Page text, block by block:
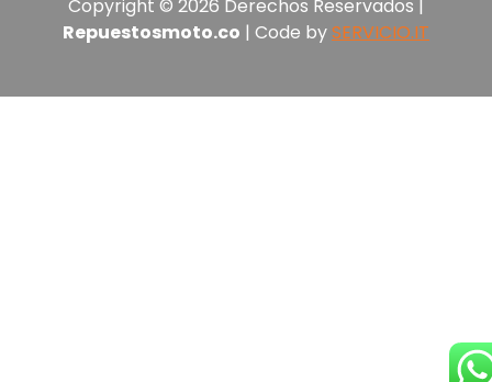
Copyright © 2026 Derechos Reservados |
Repuestosmoto.co | Code bySERVICIO.IT